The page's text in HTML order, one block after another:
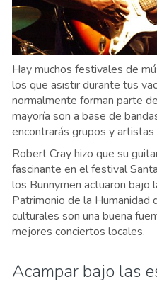
Hay muchos festivales de
los que asistir durante tus
normalmente forman parte
mayoría son a base de
encontrarás grupos y artistas
Robert Cray hizo que su
fascinante en el festival
los Bunnymen actuaron bajo
Patrimonio de la Humanidad
culturales son una buena
mejores conciertos locales.
Acampar bajo las